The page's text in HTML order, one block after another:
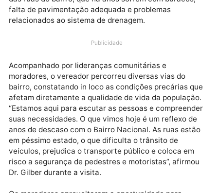
ouvir as demandas da população local e conhecer de
perto os desafios enfrentados pelos moradores.
necessidade urgente de melhorias na infraestrutura
falta de pavimentação adequada e problemas
relacionados ao sistema de drenagem.
Publicidade
Acompanhado por lideranças comunitárias e
moradores, o vereador percorreu diversas vias do
bairro, constatando in loco as condições precárias
afetam diretamente a qualidade de vida da
“Estamos aqui para escutar as pessoas e